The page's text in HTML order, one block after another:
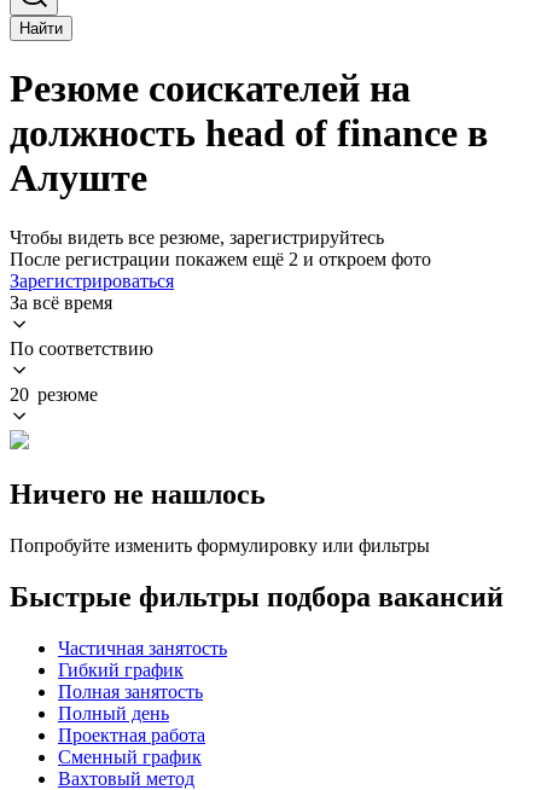
Найти
Резюме соискателей на
должность head of finance в
Алуште
Чтобы видеть все резюме, зарегистрируйтесь
После регистрации покажем ещё 2 и откроем фото
Зарегистрироваться
За всё время
По соответствию
20 резюме
Ничего не нашлось
Попробуйте изменить формулировку или фильтры
Быстрые фильтры подбора вакансий
Частичная занятость
Гибкий график
Полная занятость
Полный день
Проектная работа
Сменный график
Вахтовый метод